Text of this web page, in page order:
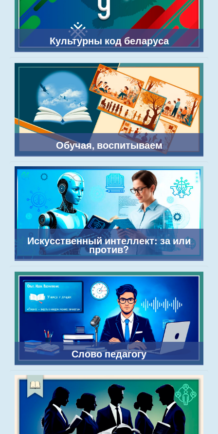
Культурны код беларуса
Обучая, воспитываем
Искусственный интеллект: за или
против?
Слово педагогу